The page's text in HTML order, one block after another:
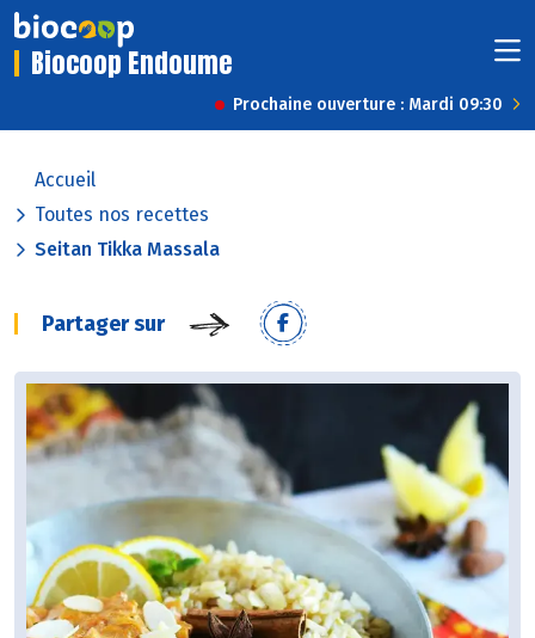
Biocoop Endoume
Prochaine ouverture : Mardi 09:30
Accueil
Toutes nos recettes
Seitan Tikka Massala
Partager sur